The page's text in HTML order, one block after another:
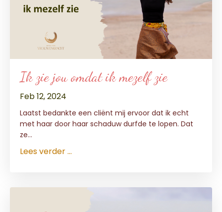
Ik zie jou omdat ik mezelf zie
Feb 12, 2024
Laatst bedankte een cliënt mij ervoor dat ik echt
met haar door haar schaduw durfde te lopen. Dat
ze...
Lees verder ...